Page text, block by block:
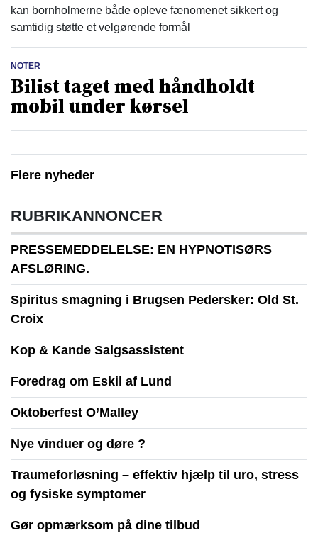
kan bornholmerne både opleve fænomenet sikkert og
samtidig støtte et velgørende formål
NOTER
Bilist taget med håndholdt
mobil under kørsel
Flere nyheder
RUBRIKANNONCER
PRESSEMEDDELELSE: EN HYPNOTISØRS
AFSLØRING.
Spiritus smagning i Brugsen Pedersker: Old St.
Croix
Kop & Kande Salgsassistent
Foredrag om Eskil af Lund
Oktoberfest O’Malley
Nye vinduer og døre ?
Traumeforløsning – effektiv hjælp til uro, stress
og fysiske symptomer
Gør opmærksom på dine tilbud